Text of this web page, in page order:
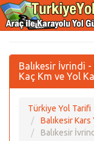
Balıkesir İvrindi
Kaç Km ve Yol
Türkiye Yol Tarifi
Balıkesir Kars
Balıkesir